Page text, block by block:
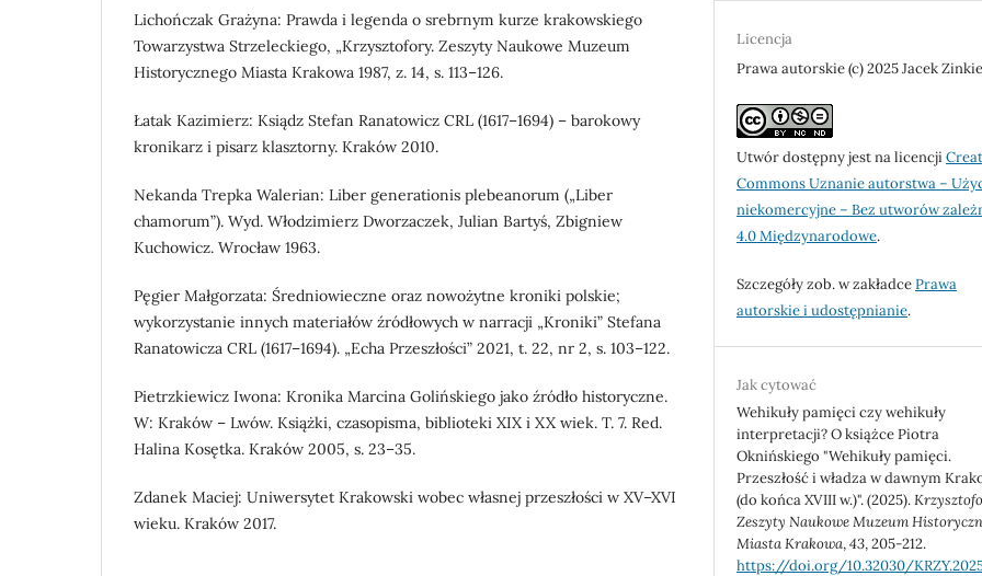
Lichończak Grażyna: Prawda i legenda o srebrnym kurze krakowskiego
Towarzystwa Strzeleckiego, „Krzysztofory. Zeszyty Naukowe Muzeum
Historycznego Miasta Krakowa 1987, z. 14, s. 113–126.
Łatak Kazimierz: Ksiądz Stefan Ranatowicz CRL (1617–1694) – barokowy
kronikarz i pisarz klasztorny. Kraków 2010.
Nekanda Trepka Walerian: Liber generationis plebeanorum („Liber
chamorum”). Wyd. Włodzimierz Dworzaczek, Julian Bartyś, Zbigniew
Kuchowicz. Wrocław 1963.
Pęgier Małgorzata: Średniowieczne oraz nowożytne kroniki polskie;
wykorzystanie innych materiałów źródłowych w narracji „Kroniki” Stefana
Ranatowicza CRL (1617–1694). „Echa Przeszłości” 2021, t. 22, nr 2, s. 103–122.
Pietrzkiewicz Iwona: Kronika Marcina Golińskiego jako źródło historyczne.
W: Kraków – Lwów. Książki, czasopisma, biblioteki XIX i XX wiek. T. 7. Red.
Halina Kosętka. Kraków 2005, s. 23–35.
Zdanek Maciej: Uniwersytet Krakowski wobec własnej przeszłości w XV–XVI
wieku. Kraków 2017.
Licencja
Prawa autorskie (c) 2025 Jacek
Utwór dostępny jest na licencji
Commons Uznanie autorstwa –
niekomercyjne – Bez utworów
4.0 Międzynarodowe.
Szczegóły zob. w zakładcePrawa
autorskie i udostępnianie.
Jak cytować
Wehikuły pamięci czy wehikuły
interpretacji? O książce Piotra
Oknińskiego "Wehikuły pamięci.
Przeszłość i władza w dawnym
(do końca XVIII w.)". (2025).
Zeszyty Naukowe Muzeum
Miasta Krakowa,43, 205-212.
https://doi.org/10.32030/